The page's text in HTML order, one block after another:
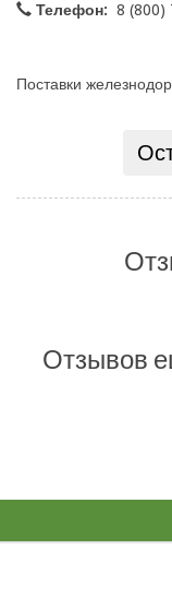
Телефон: 8 (800)
Поставки
Отзывов